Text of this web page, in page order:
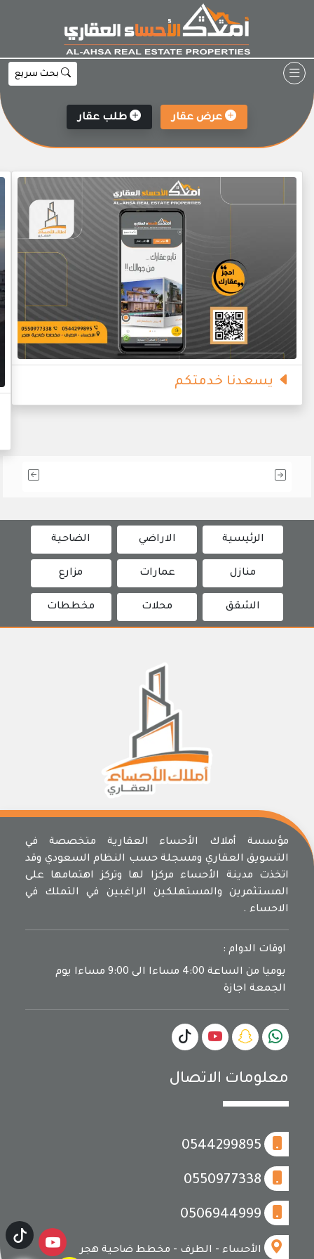
بحث سريع
عرض عقار طلب عقار
يسعدنا خدمتكم
الرئيسية الاراضي الضاحية
منازل عمارات مزارع
الشقق محلات مخططات
مؤسسة أملاك الأحساء العقارية متخصصة في
التسويق العقاري ومسجلة حسب النظام السعودي وقد
اتخذت مدينة الأحساء مركزا لها وتركز اهتمامها على
المستثمرين والمستهلكين الراغبين في التملك في
الاحساء .
اوقات الدوام :
يوميا من الساعة 4:00 مساءا الى 9:00 مساءا يوم
الجمعة اجازة
معلومات الاتصال
0544299895
0550977338
0506944999
الأحساء - الطرف - مخطط ضاحية هجر